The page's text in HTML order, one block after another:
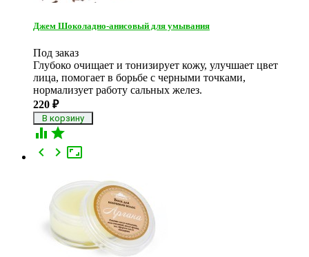
Джем Шоколадно-анисовый для умывания
Под заказ
Глубоко очищает и тонизирует кожу, улучшает цвет
лица, помогает в борьбе с черными точками,
нормализует работу сальных желез.
220 ₽
 

 